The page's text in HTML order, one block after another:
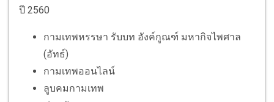
ปี 2560
กามเทพหรรษา รับบท อังค์กูณฑ์ มหากิจไพศาล
(อัทธ์)
กามเทพออนไลน์
ลูบคมกามเทพ